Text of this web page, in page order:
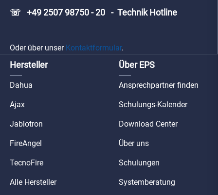
☏ +49 2507 98750 - 20 - Technik Hotline
Oder über unser Kontaktformular.
Hersteller
Dahua
Ajax
Jablotron
FireAngel
TecnoFire
Alle Hersteller
Über EPS
Ansprechpartner finden
Schulungs-Kalender
Download Center
Über uns
Schulungen
Systemberatung